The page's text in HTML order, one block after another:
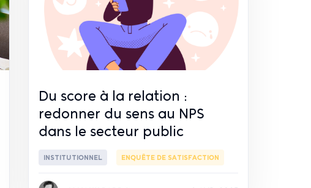
Du score à la relation :
redonner du sens au NPS
dans le secteur public
INSTITUTIONNEL ENQUÊTE DE SATISFACTION